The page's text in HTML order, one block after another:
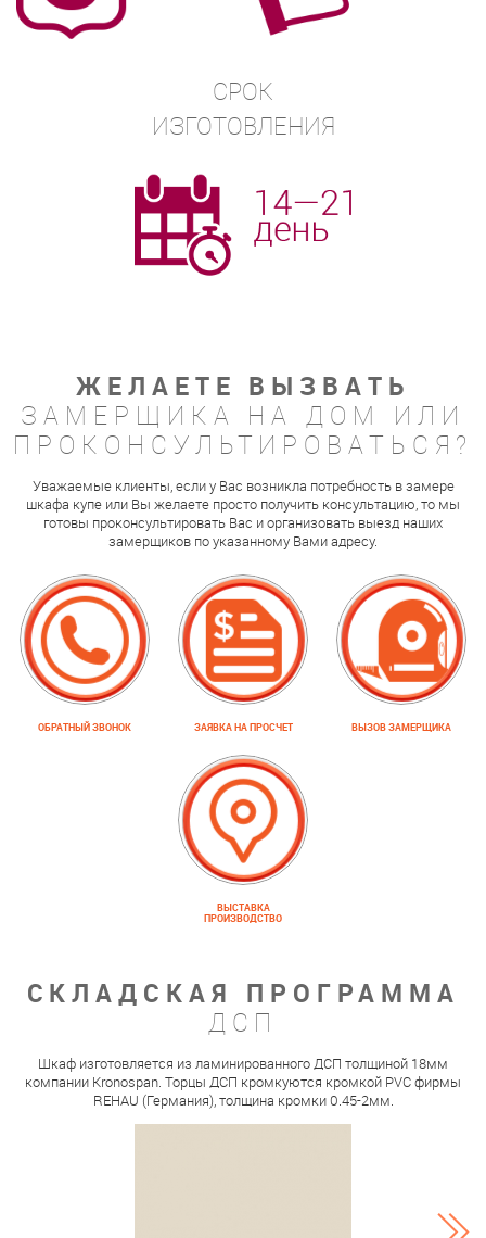
СРОК
ИЗГОТОВЛЕНИЯ
ЖЕЛАЕТЕ ВЫЗВАТЬ
ЗАМЕРЩИКА НА ДОМ ИЛИ
ПРОКОНСУЛЬТИРОВАТЬСЯ?
Уважаемые клиенты, если у Вас возникла потребность в замере
шкафа купе или Вы желаете просто получить консультацию, то мы
готовы проконсультировать Вас и организовать выезд наших
замерщиков по указанному Вами адресу.
ОБРАТНЫЙ ЗВОНОК ЗАЯВКА НА ПРОСЧЕТ ВЫЗОВ ЗАМЕРЩИКА
ВЫСТАВКА
ПРОИЗВОДСТВО
СКЛАДСКАЯ ПРОГРАММА
ДСП
Шкаф изготовляется из ламинированного ДСП толщиной 18мм
компании Kronospan. Торцы ДСП кромкуются кромкой PVC фирмы
REHAU (Германия), толщина кромки 0.45-2мм.